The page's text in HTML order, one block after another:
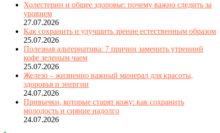
Холестерин и общее здоровье: почему важно следить за
уровнем
27.07.2026
Как сохранить и улучшить зрение естественным образом
25.07.2026
Полезная альтернатива: 7 причин заменить утренний
кофе зеленым чаем
25.07.2026
Железо – жизненно важный минерал для красоты,
здоровья и энергии
24.07.2026
Привычки, которые старят кожу: как сохранить
молодость и сияние надолго
24.07.2026